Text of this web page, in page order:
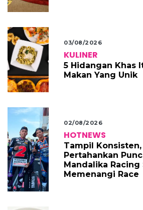
03/08/2026
KULINER
5 Hidangan Khas
Makan Yang Unik
02/08/2026
HOTNEWS
Tampil Konsisten,
Pertahankan
Mandalika Racing
Memenangi Race